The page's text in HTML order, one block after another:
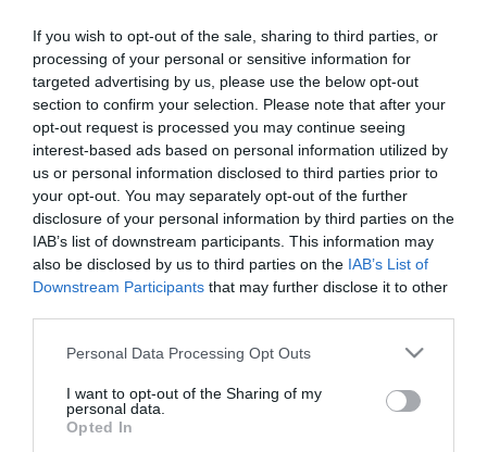
If you wish to opt-out of the sale, sharing to third parties, or
processing of your personal or sensitive information for
targeted advertising by us, please use the below opt-out
section to confirm your selection. Please note that after your
opt-out request is processed you may continue seeing
interest-based ads based on personal information utilized by
us or personal information disclosed to third parties prior to
your opt-out. You may separately opt-out of the further
disclosure of your personal information by third parties on the
IAB’s list of downstream participants. This information may
also be disclosed by us to third parties on the IAB’s List of
Downstream Participants that may further disclose it to other
Please note that this website/app uses one or more Google
not limited to your visit or usage behaviour. You may click to
grant or deny consent to Google and its third-party tags to
use your data for below specified purposes in below Google
Personal Data Processing Opt Outs
I want to opt-out of the Sharing of my
personal data.
Opted In
στην ατζέντα του ψηφιακού μετασχηματισμού
να διεκδικούν την μερίδα του […]